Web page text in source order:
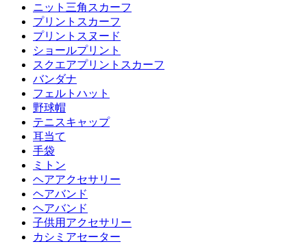
ニット三角スカーフ
プリントスカーフ
プリントスヌード
ショールプリント
スクエアプリントスカーフ
バンダナ
フェルトハット
野球帽
テニスキャップ
耳当て
手袋
ミトン
ヘアアクセサリー
ヘアバンド
ヘアバンド
子供用アクセサリー
カシミアセーター